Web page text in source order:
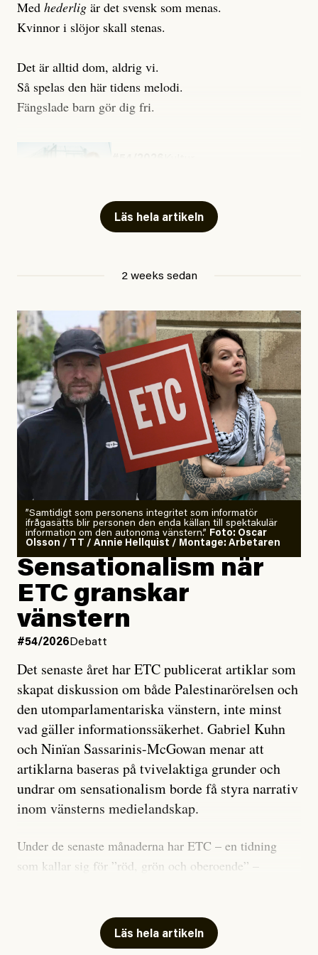
Med hederlig är det svensk som menas.
Kvinnor i slöjor skall stenas.
Det är alltid dom, aldrig vi.
Så spelas den här tidens melodi.
Fängslade barn gör dig fri.
Läs hela artikeln
2 weeks sedan
”Samtidigt som personens integritet som informatör
ifrågasätts blir personen den enda källan till spektakulär
information om den autonoma vänstern.” Foto: Oscar
Olsson / TT / Annie Hellquist / Montage: Arbetaren
Sensationalism när
ETC granskar
vänstern
#54/2026 Debatt
Det senaste året har ETC publicerat artiklar som
skapat diskussion om både Palestinarörelsen och
den utomparlamentariska vänstern, inte minst
vad gäller informationssäkerhet. Gabriel Kuhn
och Ninïan Sassarinis-McGowan menar att
artiklarna baseras på tvivelaktiga grunder och
undrar om sensationalism borde få styra narrativ
inom vänsterns medielandskap.
Under de senaste månaderna har ETC – en tidning
som kallar sig för ”röd, grön och oberoende” –
skriver för? Vad betyder det att vara en ”röd, grön och
oberoende” tidning? Och vad är egentligen bra
Läs hela artikeln